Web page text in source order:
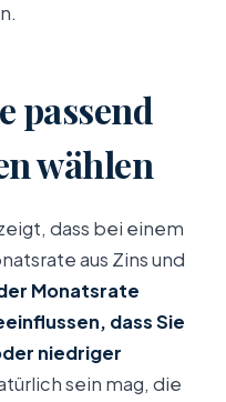
wählen
dass bei einem
aus Zins und
Monatsrate
dass Sie
niedriger
sein mag, die